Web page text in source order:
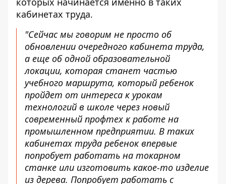
кабинетах труда.
"Сейчас мы говорим не просто об
обновлении очередного кабинета труда,
а еще об одной образовательной
локации, которая станет частью
учебного маршрута, который ребенок
пройдет от интереса к урокам
технологий в школе через новый
современный профтех к работе на
промышленном предприятии. В таких
кабинетах труда ребенок впервые
попробует работать на токарном
станке или изготовить какое-то изделие
из дерева. Попробует работать с